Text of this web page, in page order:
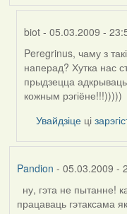
biot - 05.03.2009 -
In
reply
to
by
Peregrinus
Peregrinus, чаму з
наперад? Хутка нас
прыдзецца
кожным рэгіёне!!!)))))
Увайдзіце ці
Pandion - 05.03.2009 -
ну, гэта не пытанне!
працаваць гэтаксама